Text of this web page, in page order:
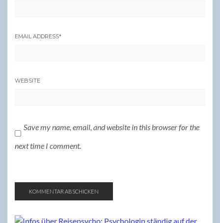
EMAIL ADDRESS*
WEBSITE
Save my name, email, and website in this browser for the
next time I comment.